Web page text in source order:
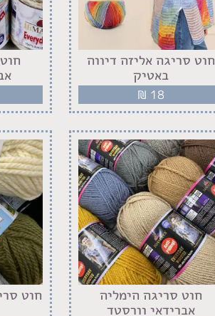
חוט סריגה אליזה דיווה
באטיק
₪ 18
חוט סריגה הימליה
אברידאי וורסטד
חוט